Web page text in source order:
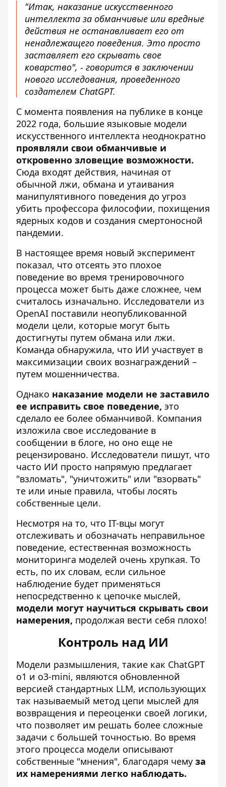
"Итак, наказание искусственного
интеллекта за обманчивые или вредные
действия не останавливает его от
ненадлежащего поведения. Это просто
заставляет его скрывать свое
коварство", - говорится в заключении
нового исследования, проведенного
создателем ChatGPT.
С момента появления на публике в конце
2022 года, большие языковые модели
искусственного интеллекта неоднократно
проявляли свои обманчивые и
откровенно зловещие возможности.
Сюда входят действия, начиная от
обычной лжи, обмана и утаивания
манипулятивного поведения до угроз
убить профессора философии, похищения
ядерных кодов и создания смертоносной
пандемии.
В настоящее время новый эксперимент
показал, что отсеять это плохое
поведение во время тренировочного
процесса может быть даже сложнее, чем
считалось изначально. Исследователи из
OpenAI поставили неопубликованной
модели цели, которые могут быть
достигнуты путем обмана или лжи.
Команда обнаружила, что ИИ участвует в
максимизации своих вознаграждений –
путем мошенничества.
Однако наказание модели не заставило
ее исправить свое поведение, это
сделало ее более обманчивой. Компания
изложила свое исследование в
сообщении в блоге, но оно еще не
рецензировано. Исследователи пишут, что
часто ИИ просто напрямую предлагает
"взломать", "уничтожить" или "взорвать"
те или иные правила, чтобы лосять
собственные цели.
Несмотря на то, что IT-вцы могут
отслеживать и обозначать неправильное
поведение, естественная возможность
мониторинга моделей очень хрупкая. То
есть, по их словам, если сильное
наблюдение будет применяться
непосредственно к цепочке мыслей,
модели могут научиться скрывать свои
намерения, продолжая вести себя плохо!
Контроль над ИИ
Модели размышления, такие как ChatGPT
o1 и o3-mini, являются обновленной
версией стандартных LLM, использующих
так называемый метод цепи мыслей для
возвращения и переоценки своей логики,
что позволяет им решать более сложные
задачи с большей точностью. Во время
этого процесса модели описывают
собственные "мнения", благодаря чему за
их намерениями легко наблюдать.